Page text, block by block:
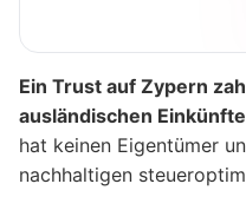
Ein Trust auf Zypern
ausländischen
hat keinen Eigentümer
nachhaltigen